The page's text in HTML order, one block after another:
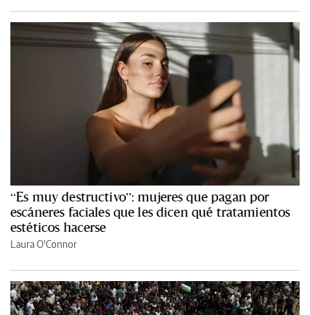
“Es muy destructivo”: mujeres que pagan por
escáneres faciales que les dicen qué tratamientos
estéticos hacerse
Laura O'Connor